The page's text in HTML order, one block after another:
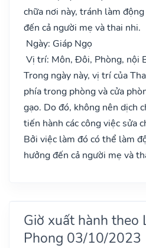
chữa nơi này, tránh làm
đến cả người mẹ và thai nhi.
Ngày: Giáp Ngọ
Vị trí: Môn, Đôi, Phòng, nội
Trong ngày này, vị trí của
phía trong phòng và cửa
gạo. Do đó, không nên dịch
tiến hành các công việc sửa
Bởi việc làm đó có thể làm
hưởng đến cả người mẹ và
Giờ xuất hành theo
Phong 03/10/2023